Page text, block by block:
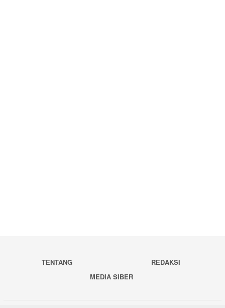
TENTANG
REDAKSI
MEDIA SIBER